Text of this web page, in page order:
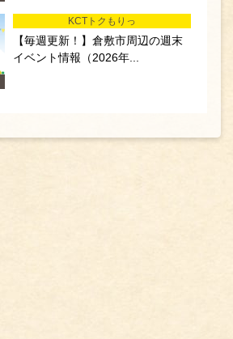
KCTトクもりっ
【毎週更新！】倉敷市周辺の週末
イベント情報（2026年...